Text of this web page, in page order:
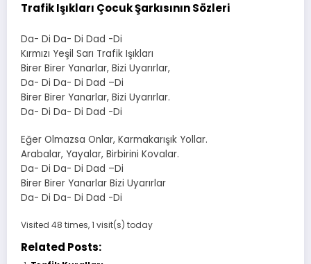
Trafik Işıkları Çocuk Şarkısının Sözleri
Da- Di Da- Di Dad -Di
Kırmızı Yeşil Sarı Trafik Işıkları
Birer Birer Yanarlar, Bizi Uyarırlar,
Da- Di Da- Di Dad –Di
Birer Birer Yanarlar, Bizi Uyarırlar.
Da- Di Da- Di Dad -Di
Eğer Olmazsa Onlar, Karmakarışık Yollar.
Arabalar, Yayalar, Birbirini Kovalar.
Da- Di Da- Di Dad –Di
Birer Birer Yanarlar Bizi Uyarırlar
Da- Di Da- Di Dad -Di
Visited 48 times, 1 visit(s) today
Related Posts: